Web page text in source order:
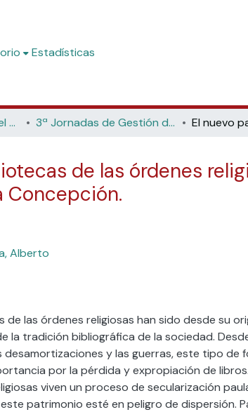
Estadísticas
Jornadas de Gestión del Patrimonio Bibliográfico 3ª Jornadas de Gestión del Patrimonio Bibliográfico (Universitat de València, 2022)
de las órdenes
Concepción.
Alberto
de las órdenes religiosas han sido desde su
la tradición bibliográfica de la sociedad.
desamortizaciones y las guerras, este tipo de
por la pérdida y expropiación de libros.
viven un proceso de secularización
patrimonio esté en peligro de dispersión.